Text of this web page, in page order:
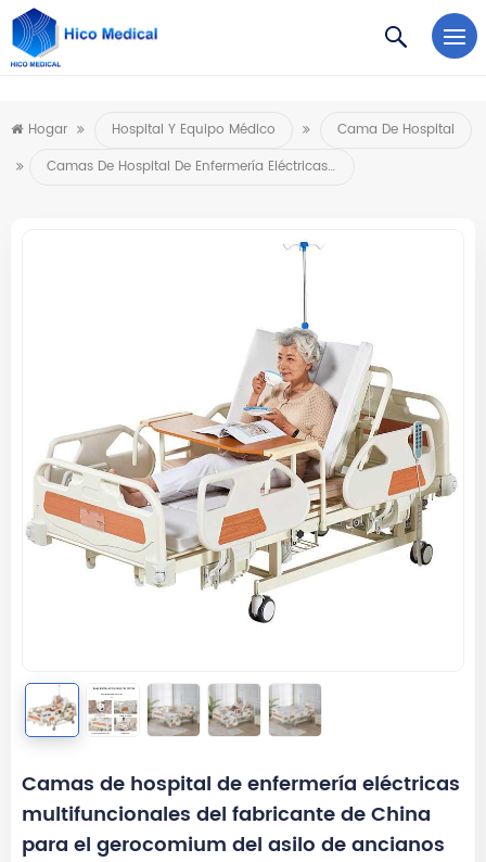
https://www.microsoft.com/en-us/microsoft-teams/log-in
Hogar Hospital Y Equipo Médico
Cama De Hospital
Camas De Hospital De Enfermería Eléctricas Multifuncionales Del Fabricante De China Para El Gerocomium Del Asilo De Ancianos
Camas de hospital de enfermería eléctricas
multifuncionales del fabricante de China
para el gerocomium del asilo de ancianos